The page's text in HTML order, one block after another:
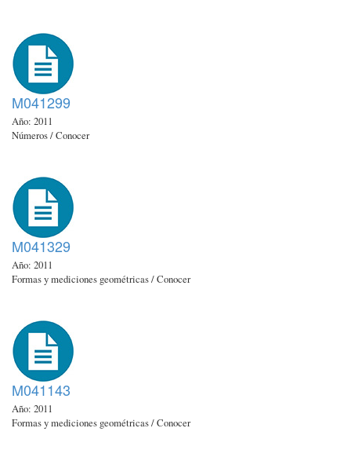
M041299
Año: 2011
Números / Conocer
M041329
Año: 2011
Formas y mediciones geométricas / Conocer
M041143
Año: 2011
Formas y mediciones geométricas / Conocer